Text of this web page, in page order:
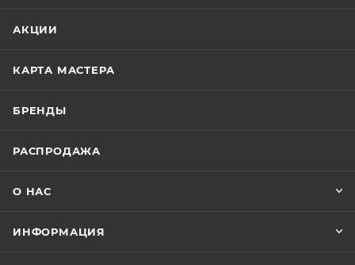
АКЦИИ
КАРТА МАСТЕРА
БРЕНДЫ
РАСПРОДАЖА
О НАС
ИНФОРМАЦИЯ